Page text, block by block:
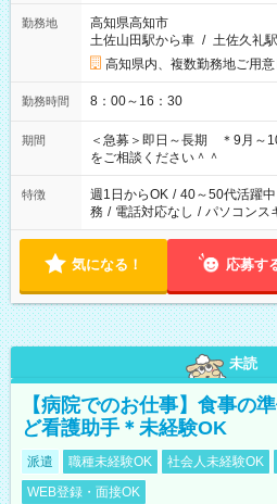
勤務地
高知県高知市
土佐山田駅から車 / 土佐久礼
高知県内、複数勤務地ご用意
勤務時間 8：00～16：30
期間
＜急募＞即日～長期 ＊9月～
をご相談ください＾＾
特徴 週1日からOK / 40～50代活躍中
務 / 電話対応なし / パソコンス
気になる！ 応募す
未読
【病院でのお仕事】食事の
ど看護助手＊未経験OK
派遣 職種未経験OK 社会人未経験OK
WEB登録・面接OK